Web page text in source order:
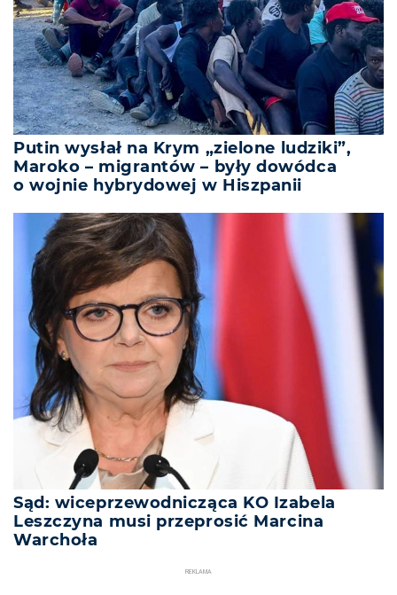
Putin wysłał na Krym „zielone ludziki”,
Maroko – migrantów – były dowódca
o wojnie hybrydowej w Hiszpanii
Sąd: wiceprzewodnicząca KO Izabela
Leszczyna musi przeprosić Marcina
Warchoła
REKLAMA